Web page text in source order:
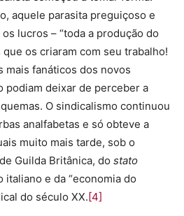
aquele parasita preguiçoso e
lucros – “toda a produção do
os criaram com seu trabalho!
mais fanáticos dos novos
podiam deixar de perceber a
O sindicalismo continuou
analfabetas e só obteve a
muito mais tarde, sob o
Guilda Britânica, do stato
italiano e da “economia do
do século XX.[4]